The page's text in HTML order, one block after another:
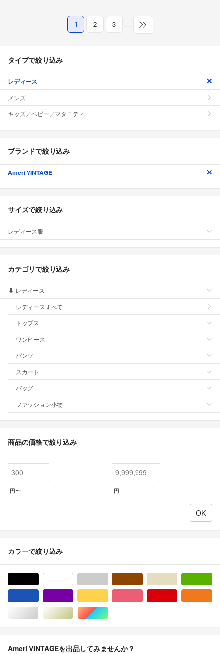
1 2 3 …
タイプで絞り込み
レディース
メンズ
キッズ／ベビー／マタニティ
ブランドで絞り込み
Ameri VINTAGE
サイズで絞り込み
レディース服
カテゴリで絞り込み
レディース
レディースすべて
トップス
ワンピース
パンツ
スカート
バッグ
ファッション小物
商品の価格で絞り込み
円〜 円
カラーで絞り込み
シルバー/銀色系ゴールド/金色系マルチカラー
Ameri VINTAGEを出品してみませんか？